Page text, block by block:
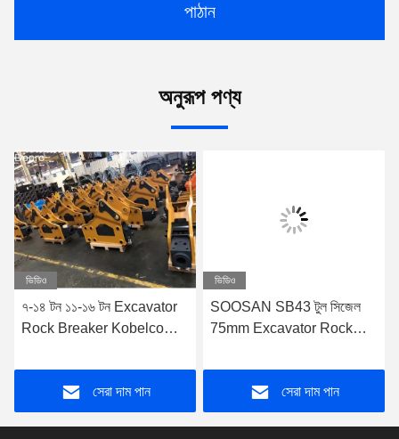
পাঠান
অনুরূপ পণ্য
ভিডিও
৭-১৪ টন ১১-১৬ টন Excavator
Rock Breaker Kobelco
সেরা দাম পান
ভিডিও
SOOSAN SB43 টুল সিজেল
75mm Excavator Rock
Skid Steer Loader (স্কিড
স্টিয়ার লোডার জন্য হাইড্রোলিক
ব্রেকার)
সেরা দাম পান